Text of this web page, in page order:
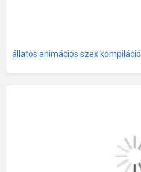
állatos animációs szex kompiláció